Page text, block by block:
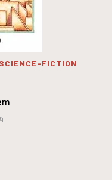
FICTION